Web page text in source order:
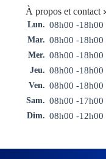
À propos et contact
Lun. 08h00 -18h00
Mar. 08h00 -18h00
Mer. 08h00 -18h00
Jeu. 08h00 -18h00
Ven. 08h00 -18h00
Sam. 08h00 -17h00
Dim. 08h00 -12h00